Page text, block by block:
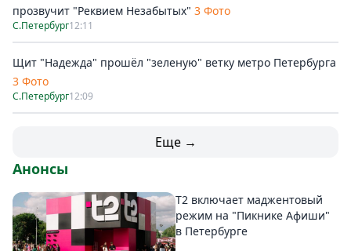
прозвучит "Реквием Незабытых" 3 Фото
С.Петербург12:11
Щит "Надежда" прошёл "зеленую" ветку метро Петербурга
3 Фото
С.Петербург12:09
Еще →
Анонсы
Т2 включает маджентовый
режим на "Пикнике Афиши"
в Петербурге